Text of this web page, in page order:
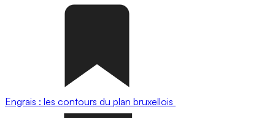
Engrais : les contours du plan bruxellois